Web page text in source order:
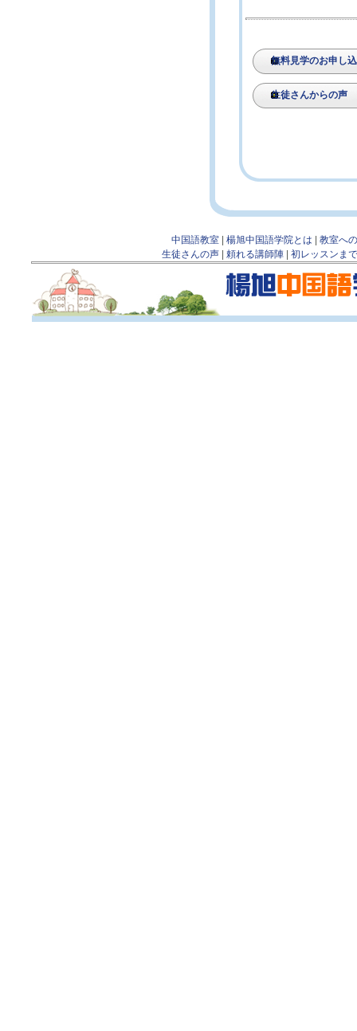
無料見学のお申し
生徒さんからの声
中国語教室 |楊旭中国語学院とは |教室へ
生徒さんの声 |頼れる講師陣 |初レッスンま